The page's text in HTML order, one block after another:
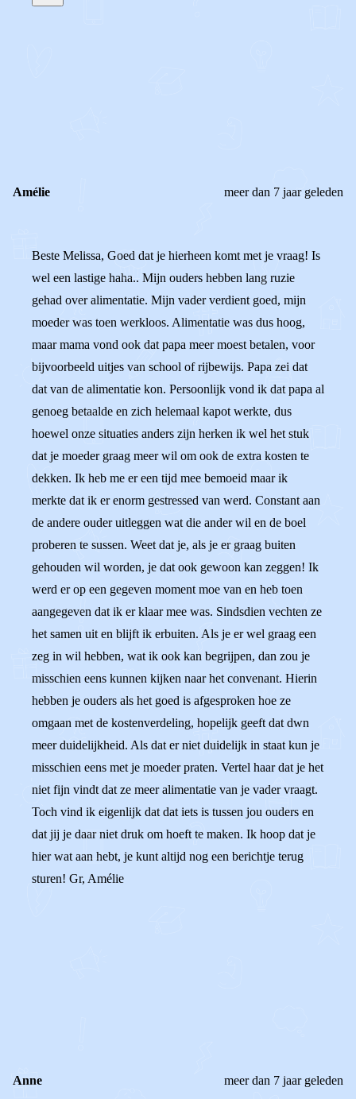
Amélie meer dan 7 jaar geleden
Beste Melissa, Goed dat je hierheen komt met je vraag! Is
wel een lastige haha.. Mijn ouders hebben lang ruzie
gehad over alimentatie. Mijn vader verdient goed, mijn
moeder was toen werkloos. Alimentatie was dus hoog,
maar mama vond ook dat papa meer moest betalen, voor
bijvoorbeeld uitjes van school of rijbewijs. Papa zei dat
dat van de alimentatie kon. Persoonlijk vond ik dat papa al
genoeg betaalde en zich helemaal kapot werkte, dus
hoewel onze situaties anders zijn herken ik wel het stuk
dat je moeder graag meer wil om ook de extra kosten te
dekken. Ik heb me er een tijd mee bemoeid maar ik
merkte dat ik er enorm gestressed van werd. Constant aan
de andere ouder uitleggen wat die ander wil en de boel
proberen te sussen. Weet dat je, als je er graag buiten
gehouden wil worden, je dat ook gewoon kan zeggen! Ik
werd er op een gegeven moment moe van en heb toen
aangegeven dat ik er klaar mee was. Sindsdien vechten ze
het samen uit en blijft ik erbuiten. Als je er wel graag een
zeg in wil hebben, wat ik ook kan begrijpen, dan zou je
misschien eens kunnen kijken naar het convenant. Hierin
hebben je ouders als het goed is afgesproken hoe ze
omgaan met de kostenverdeling, hopelijk geeft dat dwn
meer duidelijkheid. Als dat er niet duidelijk in staat kun je
misschien eens met je moeder praten. Vertel haar dat je het
niet fijn vindt dat ze meer alimentatie van je vader vraagt.
Toch vind ik eigenlijk dat dat iets is tussen jou ouders en
dat jij je daar niet druk om hoeft te maken. Ik hoop dat je
hier wat aan hebt, je kunt altijd nog een berichtje terug
sturen! Gr, Amélie
Anne meer dan 7 jaar geleden